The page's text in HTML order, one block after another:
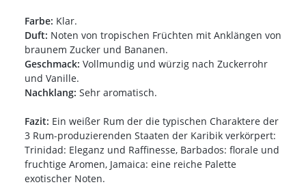
Farbe: Klar.
Duft: Noten von tropischen Früchten mit Anklängen von
braunem Zucker und Bananen.
Geschmack: Vollmundig und würzig nach Zuckerrohr
und Vanille.
Nachklang: Sehr aromatisch.
Fazit: Ein weißer Rum der die typischen Charaktere der
3 Rum-produzierenden Staaten der Karibik verkörpert:
Trinidad: Eleganz und Raffinesse, Barbados: florale und
fruchtige Aromen, Jamaica: eine reiche Palette
exotischer Noten.